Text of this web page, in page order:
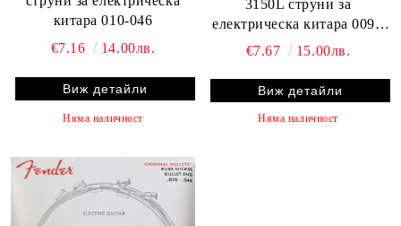
китара 010-046
€7.16
14.00лв.
Виж детайли
Няма наличност
3150L струни за
електрическа китара 009 -
042
€7.67 15.00лв.
Виж детайли
Няма наличност